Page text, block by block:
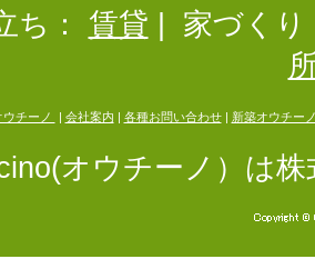
ち：
賃貸
家づくり
ウチーノ 会社案内 各種お問い合わせ| 新築オウチー
オウチーノ）は